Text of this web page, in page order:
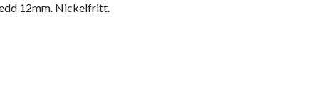
12mm. Nickelfritt.